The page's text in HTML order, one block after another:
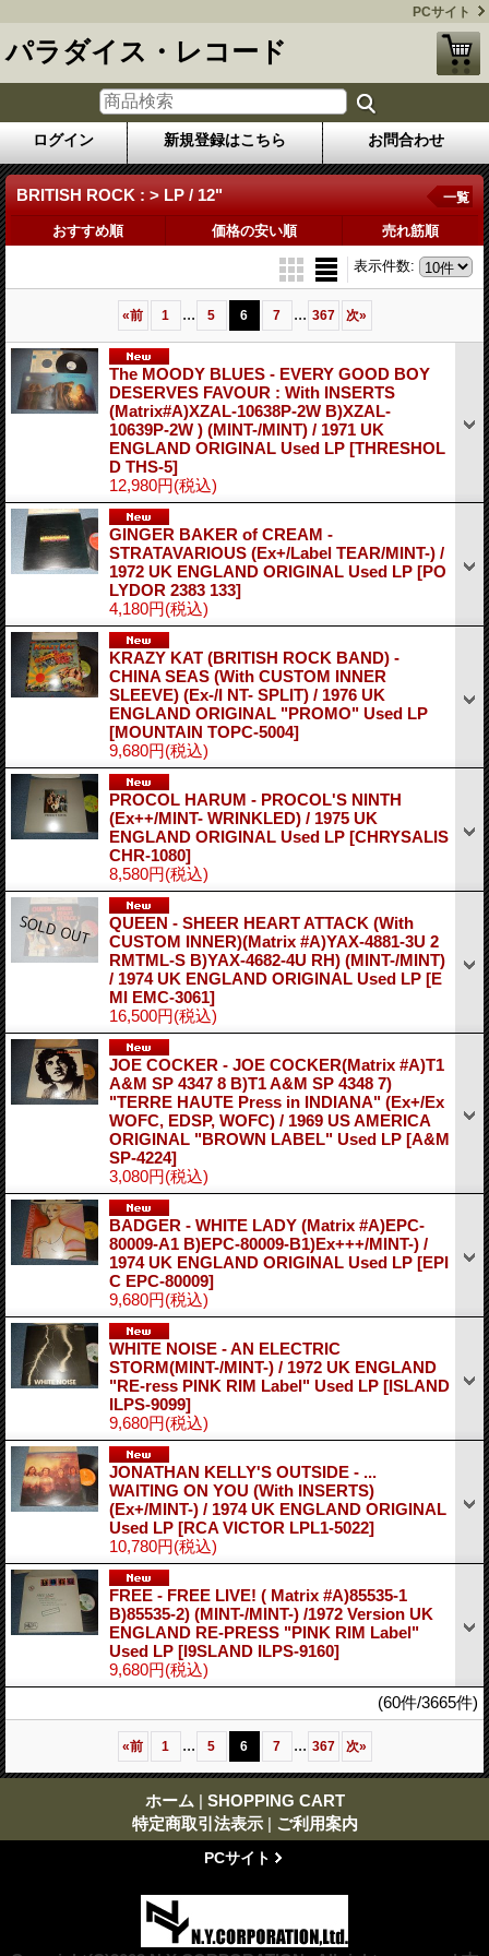
PCサイト
パラダイス・レコード
ログイン 新規登録はこちら お問合わせ
BRITISH ROCK : > LP / 12" 一覧
おすすめ順 価格の安い順 売れ筋順
表示件数:
«前 1 ... 5 6 7 ... 367 次»
The MOODY BLUES - EVERY GOOD BOY
DESERVES FAVOUR : With INSERTS
(Matrix#A)XZAL-10638P-2W B)XZAL-
10639P-2W ) (MINT-/MINT) / 1971 UK
ENGLAND ORIGINAL Used LP [THRESHOL
D THS-5]
12,980円(税込)
GINGER BAKER of CREAM -
STRATAVARIOUS (Ex+/Label TEAR/MINT-) /
1972 UK ENGLAND ORIGINAL Used LP [PO
LYDOR 2383 133]
4,180円(税込)
KRAZY KAT (BRITISH ROCK BAND) -
CHINA SEAS (With CUSTOM INNER
SLEEVE) (Ex-/I NT- SPLIT) / 1976 UK
ENGLAND ORIGINAL "PROMO" Used LP
[MOUNTAIN TOPC-5004]
9,680円(税込)
PROCOL HARUM - PROCOL'S NINTH
(Ex++/MINT- WRINKLED) / 1975 UK
ENGLAND ORIGINAL Used LP [CHRYSALIS
CHR-1080]
8,580円(税込)
QUEEN - SHEER HEART ATTACK (With
CUSTOM INNER)(Matrix #A)YAX-4881-3U 2
RMTML-S B)YAX-4682-4U RH) (MINT-/MINT)
/ 1974 UK ENGLAND ORIGINAL Used LP [E
MI EMC-3061]
16,500円(税込)
JOE COCKER - JOE COCKER(Matrix #A)T1
A&M SP 4347 8 B)T1 A&M SP 4348 7)
"TERRE HAUTE Press in INDIANA" (Ex+/Ex
WOFC, EDSP, WOFC) / 1969 US AMERICA
ORIGINAL "BROWN LABEL" Used LP [A&M
SP-4224]
3,080円(税込)
BADGER - WHITE LADY (Matrix #A)EPC-
80009-A1 B)EPC-80009-B1)Ex+++/MINT-) /
1974 UK ENGLAND ORIGINAL Used LP [EPI
C EPC-80009]
9,680円(税込)
WHITE NOISE - AN ELECTRIC
STORM(MINT-/MINT-) / 1972 UK ENGLAND
"RE-ress PINK RIM Label" Used LP [ISLAND
ILPS-9099]
9,680円(税込)
JONATHAN KELLY'S OUTSIDE - ...
WAITING ON YOU (With INSERTS)
(Ex+/MINT-) / 1974 UK ENGLAND ORIGINAL
Used LP [RCA VICTOR LPL1-5022]
10,780円(税込)
FREE - FREE LIVE! ( Matrix #A)85535-1
B)85535-2) (MINT-/MINT-) /1972 Version UK
ENGLAND RE-PRESS "PINK RIM Label"
Used LP [I9SLAND ILPS-9160]
9,680円(税込)
(60件/3665件)
«前 1 ... 5 6 7 ... 367 次»
ホーム | SHOPPING CART
特定商取引法表示 | ご利用案内
PCサイト